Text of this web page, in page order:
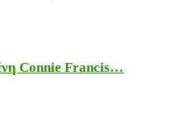
Connie Francis…